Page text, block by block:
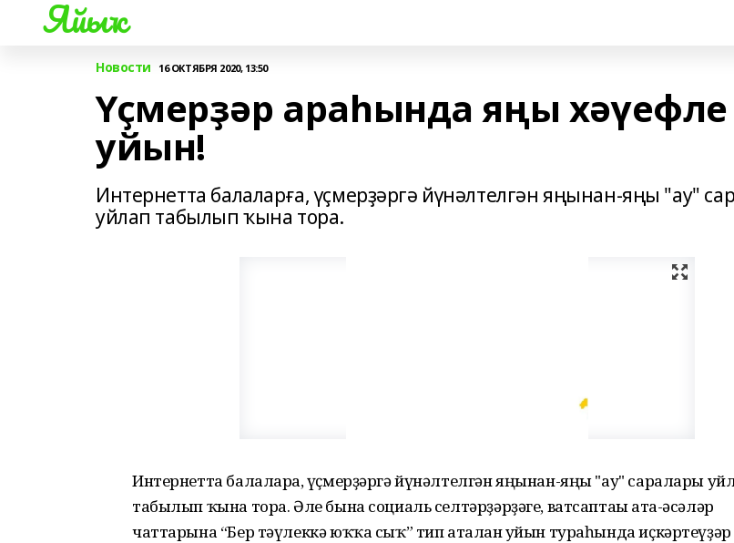
Яйыҡ
Новости 16 ОКТЯБРЯ 2020, 13:50
Үҫмерҙәр араһында яңы хәүефле
уйын!
Интернетта балаларға, үҫмерҙәргә йүнәлтелгән яңынан-яңы "ау"
уйлап табылып ҡына тора.
Интернетта балаларға, үҫмерҙәргә йүнәлтелгән яңынан-яңы "ау" саралары
табылып ҡына тора. Әле бына социаль селтәрҙәрҙәге, ватсаптағы ата-әсәләр
чаттарына “Бер тәүлеккә юҡҡа сыҡ” тип аталған уйын тураһында иҫкәртеүҙәр